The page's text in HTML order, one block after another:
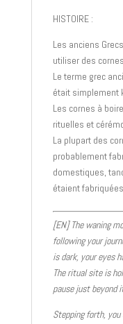
HISTOIRE :
Les anciens
utiliser des
Le terme grec
était simplement
Les cornes à
rituelles et
La plupart des
probablement
domestiques,
étaient
[EN] The waning
following your
is dark, your eyes
The ritual site is
pause just beyond
Stepping forth,